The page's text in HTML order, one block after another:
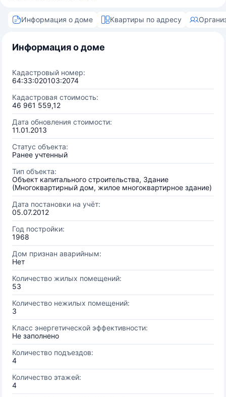
Информация о доме Квартиры по адресу
Информация о доме
Кадастровый номер:
64:33:020103:2074
Кадастровая стоимость:
46 961 559,12
Дата обновления стоимости:
11.01.2013
Статус объекта:
Ранее учтенный
Тип объекта:
Объект капитального строительства, Здание
(Многоквартирный дом, жилое многоквартирное здание)
Дата постановки на учёт:
05.07.2012
Год постройки:
1968
Дом признан аварийным:
Нет
Количество жилых помещений:
53
Количество нежилых помещений:
3
Класс энергетической эффективности:
Не заполнено
Количество подъездов:
4
Количество этажей:
4